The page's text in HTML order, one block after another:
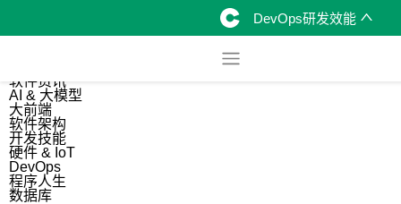
DevOps研发效能
软件资讯
AI & 大模型
大前端
软件架构
开发技能
硬件 & IoT
DevOps
程序人生
数据库